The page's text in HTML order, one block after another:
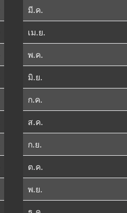
มี.ค.
เม.ย.
พ.ค.
มิ.ย.
ก.ค.
ส.ค.
ก.ย.
ต.ค.
พ.ย.